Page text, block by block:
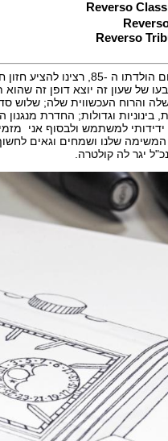
Reverso
Reverso
של שעון זה יוצא דופן זה
המשימה שלנו ושמחים וגאים
יגר לה קולטרה.